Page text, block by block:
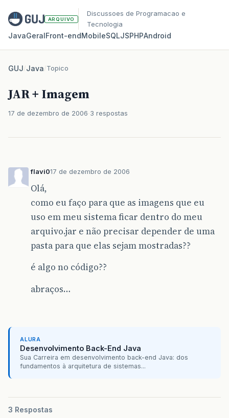
ARQUIVO
Discussoes de Programacao e
Tecnologia
JavaGeralFront‑endMobileSQLJSPHPAndroid
GUJ/Java/Topico
JAR + Imagem
17 de dezembro de 2006 3 respostas
flavi017 de dezembro de 2006
Olá,
como eu faço para que as imagens que eu
uso em meu sistema ficar dentro do meu
arquivo.jar e não precisar depender de uma
pasta para que elas sejam mostradas??
é algo no código??
abraços…
ALURA
Desenvolvimento Back-End Java
Sua Carreira em desenvolvimento back-end Java: dos
fundamentos à arquitetura de sistemas...
3 Respostas